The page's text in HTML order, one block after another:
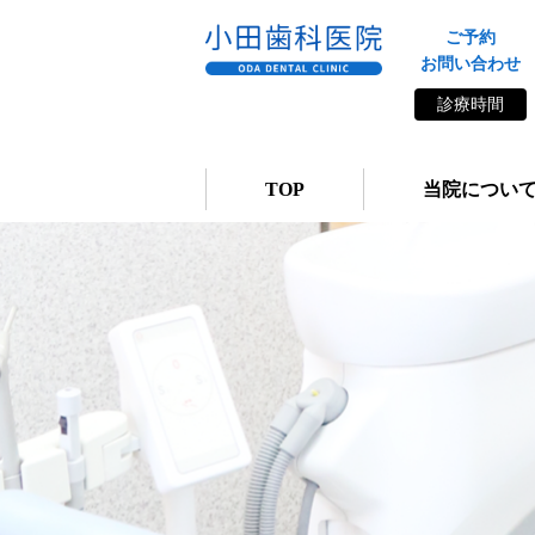
ご予約
お問い合わせ
診療時間
TOP 当院につい